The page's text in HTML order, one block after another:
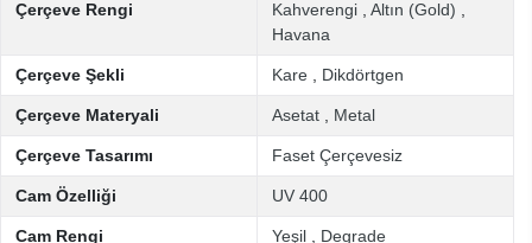
Çerçeve Rengi Kahverengi Altın (Gold)
Havana
Çerçeve Şekli Kare Dikdörtgen
Çerçeve Materyali Asetat Metal
Çerçeve Tasarımı Faset Çerçevesiz
Cam Özelliği UV 400
Cam Rengi Yeşil Degrade